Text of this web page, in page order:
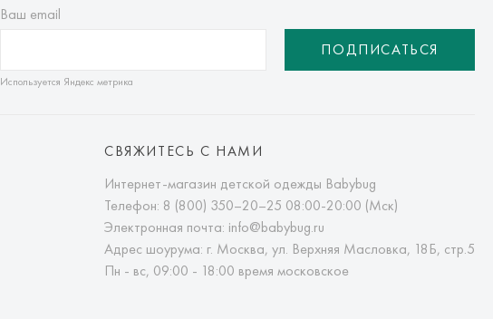
Ваш email
Используется Яндекс метрика
ПОДПИСАТЬСЯ
СВЯЖИТЕСЬ С НАМИ
Интернет-магазин детской одежды Babybug
Телефон: 8 (800) 350–20–25 08:00-20:00 (Мск)
Электронная почта: info@babybug.ru
Адрес шоурума: г. Москва, ул. Верхняя Масловка, 18Б, стр.5
Пн - вс, 09:00 - 18:00 время московское